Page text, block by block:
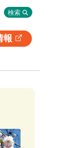
検索
報
別
ト